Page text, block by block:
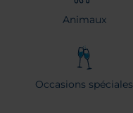
Animaux
Occasions spéciales